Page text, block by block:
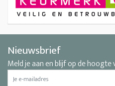
Nieuwsbrief
Meld je aan en blijf op de hoogte